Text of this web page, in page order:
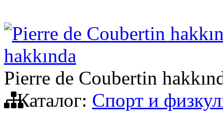
Pierre de Coubertin
hakkında
Pierre de Coubertin
Каталог: Спорт и